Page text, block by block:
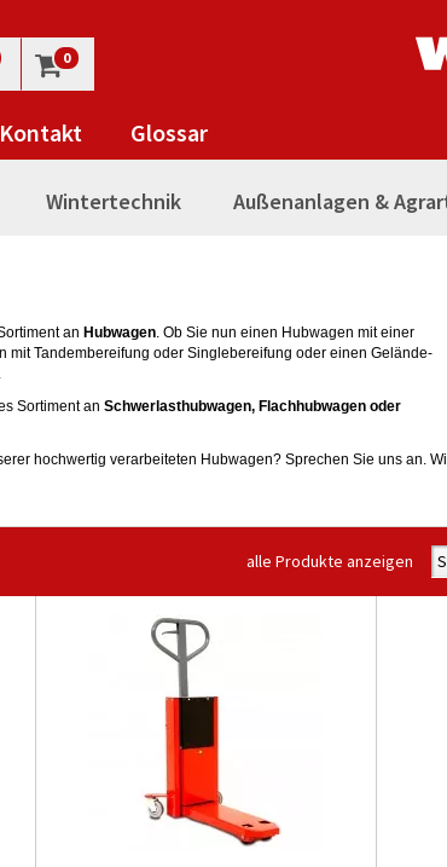
0
Kontakt Glossar
Wintertechnik Außenanlagen &
an Hubwagen. Ob Sie nun einen Hubwagen mit einer
mit Tandembereifung oder Singlebereifung oder einen Gelände-
Sortiment an Schwerlasthubwagen, Flachhubwagen oder
hochwertig verarbeiteten Hubwagen? Sprechen Sie uns an.
alle Produkte anzeigen